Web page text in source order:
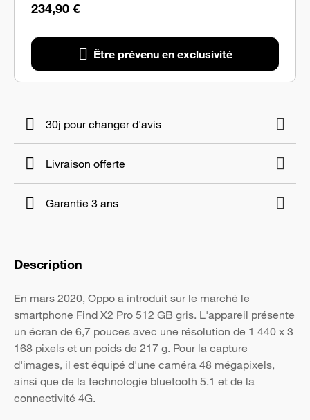
234,90 €
Être prévenu en exclusivité
30j pour changer d'avis
Livraison offerte
Garantie 3 ans
Description
En mars 2020, Oppo a introduit sur le marché le
smartphone Find X2 Pro 512 GB gris. L'appareil présente
un écran de 6,7 pouces avec une résolution de 1 440 x 3
168 pixels et un poids de 217 g. Pour la capture
d'images, il est équipé d'une caméra 48 mégapixels,
ainsi que de la technologie bluetooth 5.1 et de la
connectivité 4G.